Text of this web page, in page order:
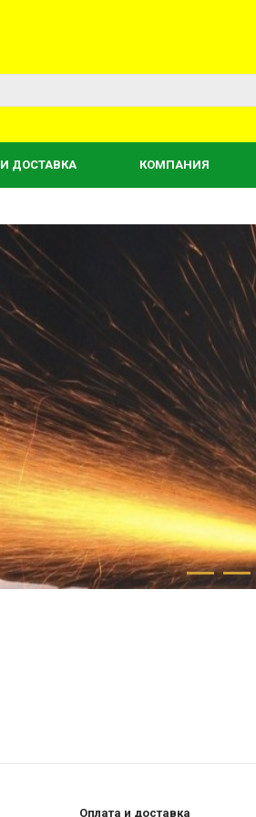
ДОСТАВКА КОМПАНИЯ
Оплата и доставка